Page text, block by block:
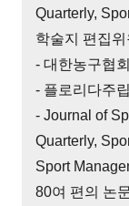
Quarterly,
학술지 편집위
- 대한농구협
- 플로리다주
- Journal of
Quarterly,
Sport
80여 편의 논